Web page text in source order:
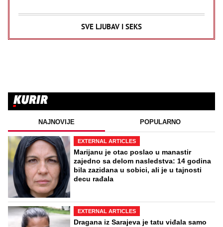
SVE LJUBAV I SEKS
NAJNOVIJE POPULARNO
EXTERNAL ARTICLES
Marijanu je otac poslao u manastir
zajedno sa delom nasledstva: 14 godina
bila zazidana u sobici, ali je u tajnosti
decu rađala
EXTERNAL ARTICLES
Dragana iz Sarajeva je tatu viđala samo